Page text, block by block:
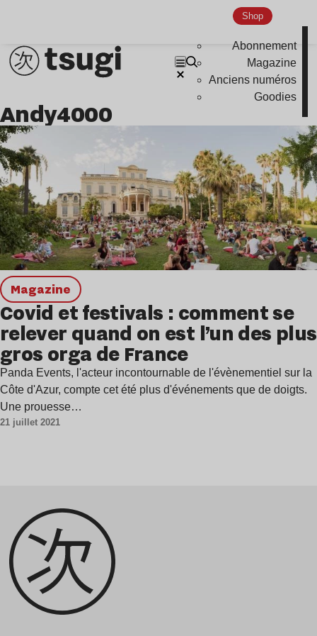
Shop
Abonnement
Magazine
Anciens numéros
Goodies
Indie
Andy4000
magazine
Covid et festivals : comment se
relever quand on est l’un des plus
gros orga de France
Panda Events, l'acteur incontournable de l'évènementiel sur la
Côte d'Azur, compte cet été plus d'événements que de doigts.
Une prouesse…
21 juillet 2021